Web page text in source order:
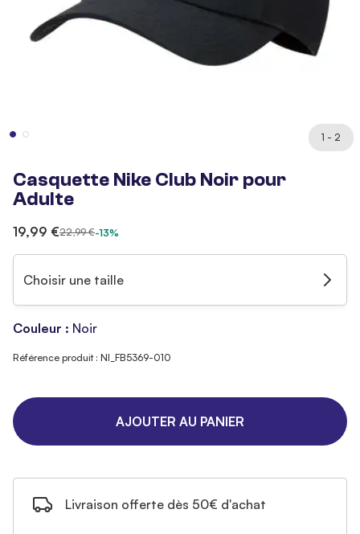
1 - 2
Casquette Nike Club Noir pour
Adulte
19,99 €22,99 €-13%
Choisir une taille
Couleur : Noir
Référence produit : NI_FB5369-010
AJOUTER AU PANIER
Livraison offerte dès 50€ d'achat